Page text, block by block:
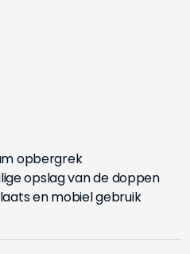
opbergrek
opslag van de doppen
en mobiel gebruik